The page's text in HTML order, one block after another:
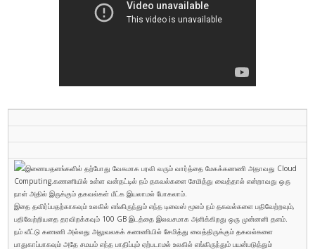
இணையதளங்களில் தற்போது வேகமாக பரவி வரும் வார்த்தை மேகக்கணணி அதாவது Cloud
Computing.கணணியில் உள்ள வன்தட்டில் நம் தகவல்களை சேமித்து வைத்தால் என்றாவது ஒரு
நாள் அதில் இருக்கும் தகவல்கள் மீட்க இயலாமல் போகலாம்.
இதை தவிர்ப்பதற்காகவும் உலகில் எங்கிருந்தும் எந்த டிவைஸ் மூலம் நம் தகவல்களை பதிவேற்றவும்,
பதிவேற்றியதை தரவிறக்கவும் 100 GB இடத்தை இலவசமாக அளிக்கிறது ஒரு முன்னனி தளம்.
நம் வீட்டு கணணி அல்லது அலுவலகக் கணணியில் சேமித்து வைத்திருக்கும் தகவல்களை
பாதுகாப்பாகவும் அதே சமயம் எந்த பாதிப்பும் ஏற்படாமல் உலகில் எங்கிருந்தும் பயன்படுத்தும்